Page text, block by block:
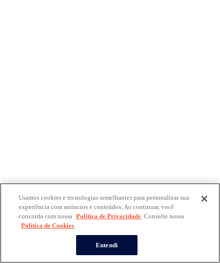
Usamos cookies e tecnologias semelhantes para personalizar sua
experiência com anúncios e conteúdos. Ao continuar, você
concorda com nossa Política de Privacidade. Consulte nossa
Política de Cookies
Entendi